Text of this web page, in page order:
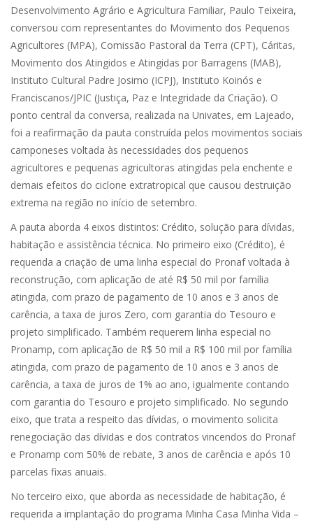
Desenvolvimento Agrário e Agricultura Familiar, Paulo Teixeira,
conversou com representantes do Movimento dos Pequenos
Agricultores (MPA), Comissão Pastoral da Terra (CPT), Cáritas,
Movimento dos Atingidos e Atingidas por Barragens (MAB),
Instituto Cultural Padre Josimo (ICPJ), Instituto Koinós e
Franciscanos/JPIC (Justiça, Paz e Integridade da Criação). O
ponto central da conversa, realizada na Univates, em Lajeado,
foi a reafirmação da pauta construída pelos movimentos sociais
camponeses voltada às necessidades dos pequenos
agricultores e pequenas agricultoras atingidas pela enchente e
demais efeitos do ciclone extratropical que causou destruição
extrema na região no início de setembro.
A pauta aborda 4 eixos distintos: Crédito, solução para dívidas,
habitação e assistência técnica. No primeiro eixo (Crédito), é
requerida a criação de uma linha especial do Pronaf voltada à
reconstrução, com aplicação de até R$ 50 mil por família
atingida, com prazo de pagamento de 10 anos e 3 anos de
carência, a taxa de juros Zero, com garantia do Tesouro e
projeto simplificado. Também requerem linha especial no
Pronamp, com aplicação de R$ 50 mil a R$ 100 mil por família
atingida, com prazo de pagamento de 10 anos e 3 anos de
carência, a taxa de juros de 1% ao ano, igualmente contando
com garantia do Tesouro e projeto simplificado. No segundo
eixo, que trata a respeito das dívidas, o movimento solicita
renegociação das dívidas e dos contratos vincendos do Pronaf
e Pronamp com 50% de rebate, 3 anos de carência e após 10
parcelas fixas anuais.
No terceiro eixo, que aborda as necessidade de habitação, é
requerida a implantação do programa Minha Casa Minha Vida –